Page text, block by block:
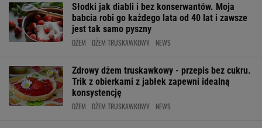
Słodki jak diabli i bez konserwantów. Moja
babcia robi go każdego lata od 40 lat i zawsze
jest tak samo pyszny
DŻEM DŻEM TRUSKAWKOWY NEWS
Zdrowy dżem truskawkowy - przepis bez cukru.
Trik z obierkami z jabłek zapewni idealną
konsystencję
DŻEM DŻEM TRUSKAWKOWY NEWS